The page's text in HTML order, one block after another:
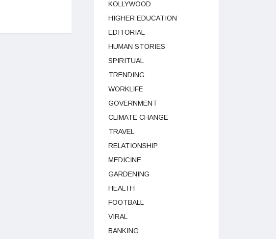
KOLLYWOOD
HIGHER EDUCATION
EDITORIAL
HUMAN STORIES
SPIRITUAL
TRENDING
WORKLIFE
GOVERNMENT
CLIMATE CHANGE
TRAVEL
RELATIONSHIP
MEDICINE
GARDENING
HEALTH
FOOTBALL
VIRAL
BANKING